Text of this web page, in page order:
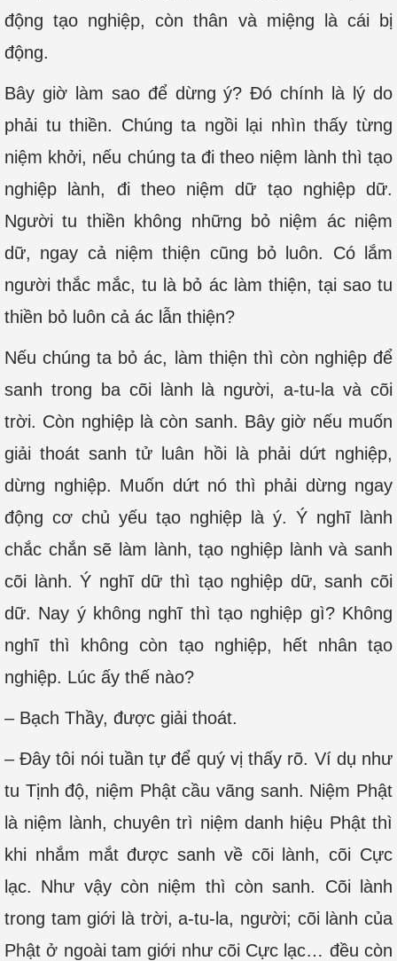
động tạo nghiệp, còn thân và miệng là cái bị
động.
Bây giờ làm sao để dừng ý? Đó chính là lý do
phải tu thiền. Chúng ta ngồi lại nhìn thấy từng
niệm khởi, nếu chúng ta đi theo niệm lành thì tạo
nghiệp lành, đi theo niệm dữ tạo nghiệp dữ.
Người tu thiền không những bỏ niệm ác niệm
dữ, ngay cả niệm thiện cũng bỏ luôn. Có lắm
người thắc mắc, tu là bỏ ác làm thiện, tại sao tu
thiền bỏ luôn cả ác lẫn thiện?
Nếu chúng ta bỏ ác, làm thiện thì còn nghiệp để
sanh trong ba cõi lành là người, a-tu-la và cõi
trời. Còn nghiệp là còn sanh. Bây giờ nếu muốn
giải thoát sanh tử luân hồi là phải dứt nghiệp,
dừng nghiệp. Muốn dứt nó thì phải dừng ngay
động cơ chủ yếu tạo nghiệp là ý. Ý nghĩ lành
chắc chắn sẽ làm lành, tạo nghiệp lành và sanh
cõi lành. Ý nghĩ dữ thì tạo nghiệp dữ, sanh cõi
dữ. Nay ý không nghĩ thì tạo nghiệp gì? Không
nghĩ thì không còn tạo nghiệp, hết nhân tạo
nghiệp. Lúc ấy thế nào?
– Bạch Thầy, được giải thoát.
– Đây tôi nói tuần tự để quý vị thấy rõ. Ví dụ như
tu Tịnh độ, niệm Phật cầu vãng sanh. Niệm Phật
là niệm lành, chuyên trì niệm danh hiệu Phật thì
khi nhắm mắt được sanh về cõi lành, cõi Cực
lạc. Như vậy còn niệm thì còn sanh. Cõi lành
trong tam giới là trời, a-tu-la, người; cõi lành của
Phật ở ngoài tam giới như cõi Cực lạc… đều còn